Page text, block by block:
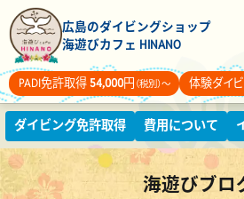
広島のダイビングショップ
海遊びカフェ HINANO
PADI免許取得54,000円 （税別）～ 体験ダイ
ダイビング免許取得 費用について
海遊びブロ